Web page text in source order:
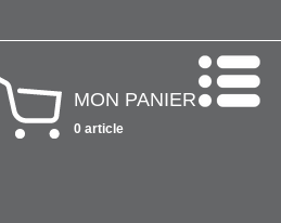
MON PANIER
0 article